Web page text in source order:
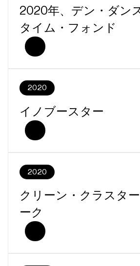
2020年、デン・ダン
タイム・フォンド
2020
イノブースター
2020
クリーン・クラスタ
ーク